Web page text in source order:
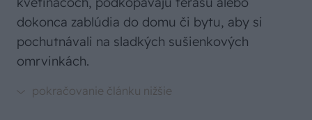
dokonca zablúdia do domu či bytu, aby si
pochutnávali na sladkých sušienkových
omrvinkách.